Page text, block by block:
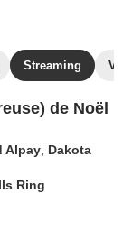
Streaming
de Noël
Alpay Dakota
Ring